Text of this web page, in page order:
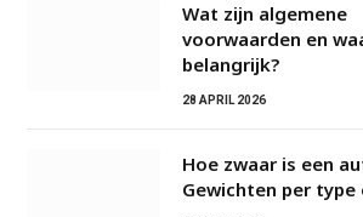
Wat zijn algemene
voorwaarden en
belangrijk?
28 APRIL 2026
Hoe zwaar is een
Gewichten per type